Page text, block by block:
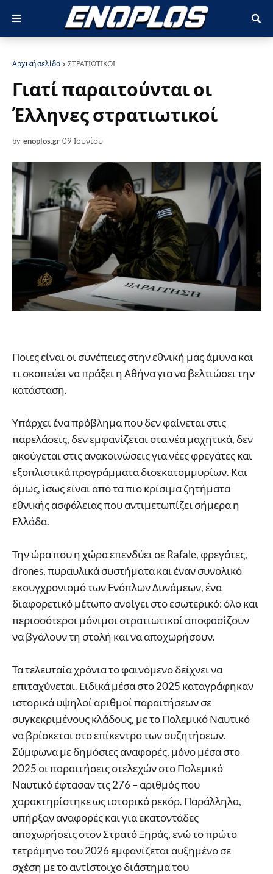
Αρχική σελίδα ΣΤΡΑΤΙΩΤΙΚΟΙ
Γιατί παραιτούνται οι
Έλληνες στρατιωτικοί
by enoplos.gr 09 Ιουνίου
Ποιες είναι οι συνέπειες στην εθνική μας άμυνα και
τι σκοπεύει να πράξει η Αθήνα για να βελτιώσει την
κατάσταση.
Υπάρχει ένα πρόβλημα που δεν φαίνεται στις
παρελάσεις, δεν εμφανίζεται στα νέα μαχητικά, δεν
ακούγεται στις ανακοινώσεις για νέες φρεγάτες και
εξοπλιστικά προγράμματα δισεκατομμυρίων. Και
όμως, ίσως είναι από τα πιο κρίσιμα ζητήματα
εθνικής ασφάλειας που αντιμετωπίζει σήμερα η
Ελλάδα.
Την ώρα που η χώρα επενδύει σε Rafale, φρεγάτες,
drones, πυραυλικά συστήματα και έναν συνολικό
εκσυγχρονισμό των Ενόπλων Δυνάμεων, ένα
διαφορετικό μέτωπο ανοίγει στο εσωτερικό: όλο και
περισσότεροι μόνιμοι στρατιωτικοί αποφασίζουν
να βγάλουν τη στολή και να αποχωρήσουν.
Τα τελευταία χρόνια το φαινόμενο δείχνει να
επιταχύνεται. Ειδικά μέσα στο 2025 καταγράφηκαν
ιστορικά υψηλοί αριθμοί παραιτήσεων σε
συγκεκριμένους κλάδους, με το Πολεμικό Ναυτικό
να βρίσκεται στο επίκεντρο των συζητήσεων.
Σύμφωνα με δημόσιες αναφορές, μόνο μέσα στο
2025 οι παραιτήσεις στελεχών στο Πολεμικό
Ναυτικό έφτασαν τις 276 – αριθμός που
χαρακτηρίστηκε ως ιστορικό ρεκόρ. Παράλληλα,
υπήρξαν αναφορές και για εκατοντάδες
αποχωρήσεις στον Στρατό Ξηράς, ενώ το πρώτο
τετράμηνο του 2026 εμφανίζεται αυξημένο σε
σχέση με το αντίστοιχο διάστημα του